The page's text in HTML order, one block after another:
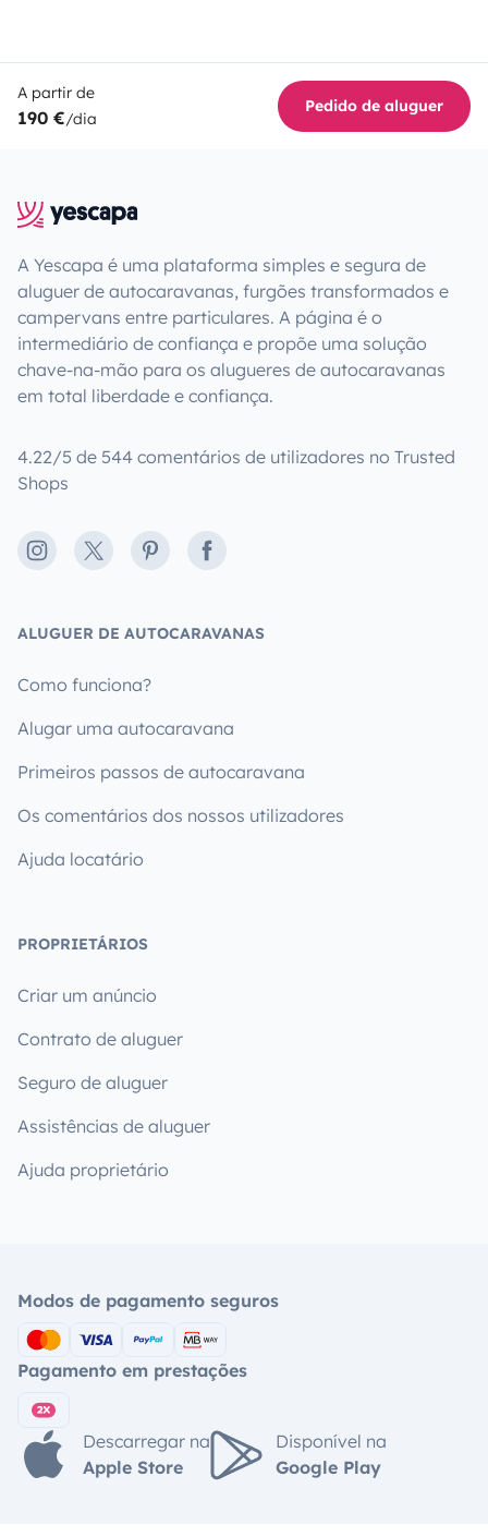
A partir de
190 €/dia
Pedido de aluguer
A Yescapa é uma plataforma simples e segura de
aluguer de autocaravanas, furgões transformados e
campervans entre particulares. A página é o
intermediário de confiança e propõe uma solução
chave-na-mão para os alugueres de autocaravanas
em total liberdade e confiança.
4.22/5 de 544 comentários de utilizadores no Trusted
Shops
Instagram
X PinterestFacebook
ALUGUER DE AUTOCARAVANAS
Como funciona?
Alugar uma autocaravana
Primeiros passos de autocaravana
Os comentários dos nossos utilizadores
Ajuda locatário
PROPRIETÁRIOS
Criar um anúncio
Contrato de aluguer
Seguro de aluguer
Assistências de aluguer
Ajuda proprietário
Modos de pagamento seguros
Pagamento em prestações
Descarregar na
Apple Store
Disponível na
Google Play